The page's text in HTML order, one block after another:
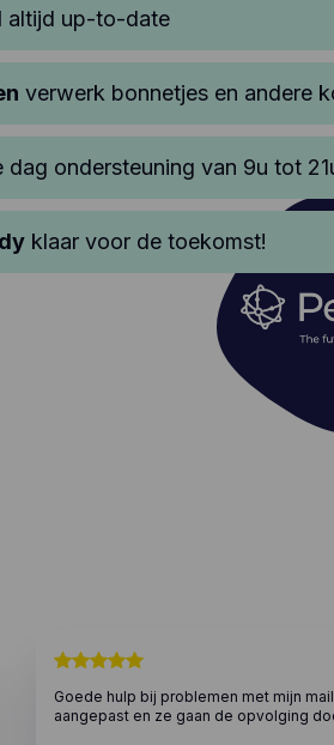
altijd up-to-date
verwerk bonnetjes en andere
dag ondersteuning van 9u tot
klaar voor de toekomst!
Goede hulp bij problemen met mijn
aangepast en ze gaan de opvolging